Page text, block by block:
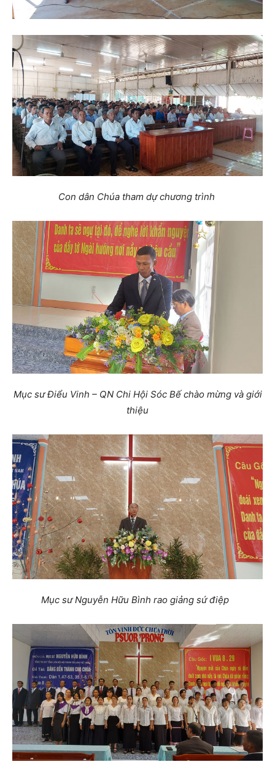
Con dân Chúa tham dự chương trình
Mục sư Điểu Vinh – QN Chi Hội Sóc Bế chào mừng và giới
thiệu
Mục sư Nguyễn Hữu Bình rao giảng sứ điệp